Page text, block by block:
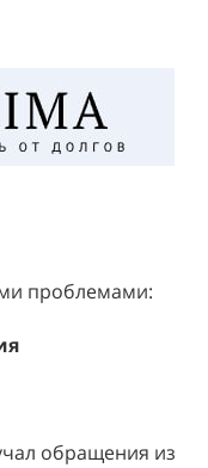
проблемами:
обращения из